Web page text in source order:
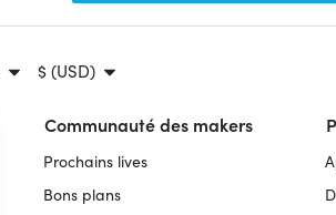
$ (USD)
Communauté des makers
Prochains lives
Bons plans